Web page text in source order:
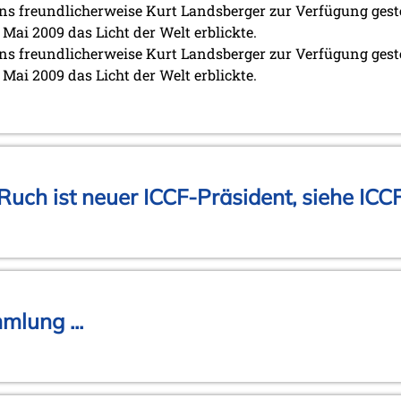
freundlicherweise Kurt Landsberger zur Verfügung
2009 das Licht der Welt erblickte.
freundlicherweise Kurt Landsberger zur Verfügung
2009 das Licht der Welt erblickte.
ist neuer ICCF-Präsident, siehe
...